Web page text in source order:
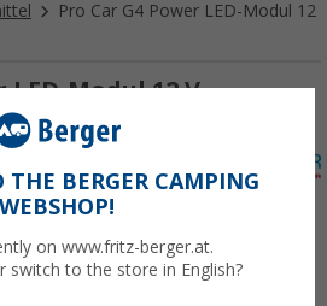
Pro Car G4 Power LED-Modul 12
LED-Modul 12 V
THE BERGER CAMPING
WEBSHOP!
on www.fritz-berger.at.
switch to the store in English?